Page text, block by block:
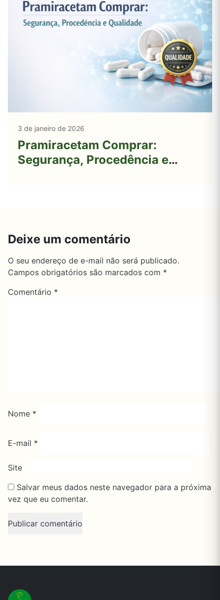
3 de janeiro de 2026
Pramiracetam Comprar:
Segurança, Procedência e
Deixe um comentário
O seu endereço de e-mail não será publicado.
Campos obrigatórios são marcados com *
Comentário *
Nome *
E-mail *
Site
Salvar meus dados neste navegador para a próxima
vez que eu comentar.